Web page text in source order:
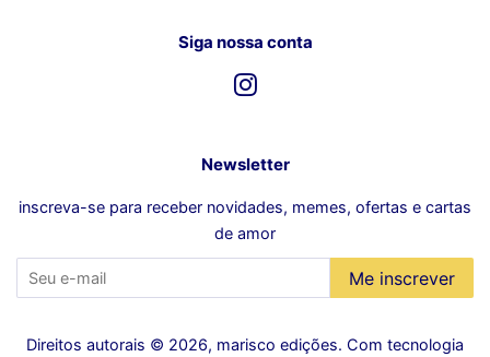
Siga nossa conta
Newsletter
inscreva-se para receber novidades, memes, ofertas e cartas
de amor
Me inscrever
Direitos autorais © 2026, marisco edições. Com tecnologia